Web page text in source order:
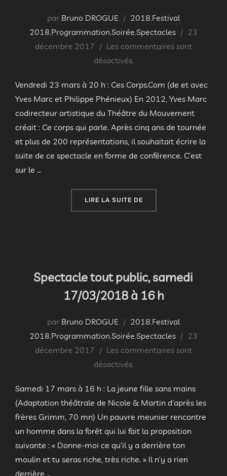
par Bruno DROGUE 2018,Festival
2018,Programmation,Soirée,Spectacles
Publié
le
23
décembre 2017
Les commentaires sont
désactivés.
Vendredi 23 mars à 20 h : Ces Corps.Com (de et avec
Yves Marc et Philippe Phénieux) En 2012, Yves Marc
codirecteur artistique du Théâtre du Mouvement
créait : Ce corps qui parle. Après cinq ans de tournée
et plus de 200 représentations, il souhaitait écrire la
suite de ce spectacle en forme de conférence. C’est
sur le …
LIRE LA SUITE DE« SPECTACLE « CES
Spectacle tout public, samedi
17/03/2018 à 16 h
par Bruno DROGUE 2018,Festival
2018,Programmation,Soirée,Spectacles
Publié
le
23
décembre 2017
Les commentaires sont
désactivés.
Samedi 17 mars à 16 h : La jeune fille sans mains
(Adaptation théâtrale de Nicole & Martin d’après les
frères Grimm, 70 mn) Un pauvre meunier rencontre
un homme dans la forêt qui lui fait la proposition
suivante : « Donne-moi ce qu’il y a derrière ton
moulin et tu seras riche, très riche. » Il n’y a rien
derrière …